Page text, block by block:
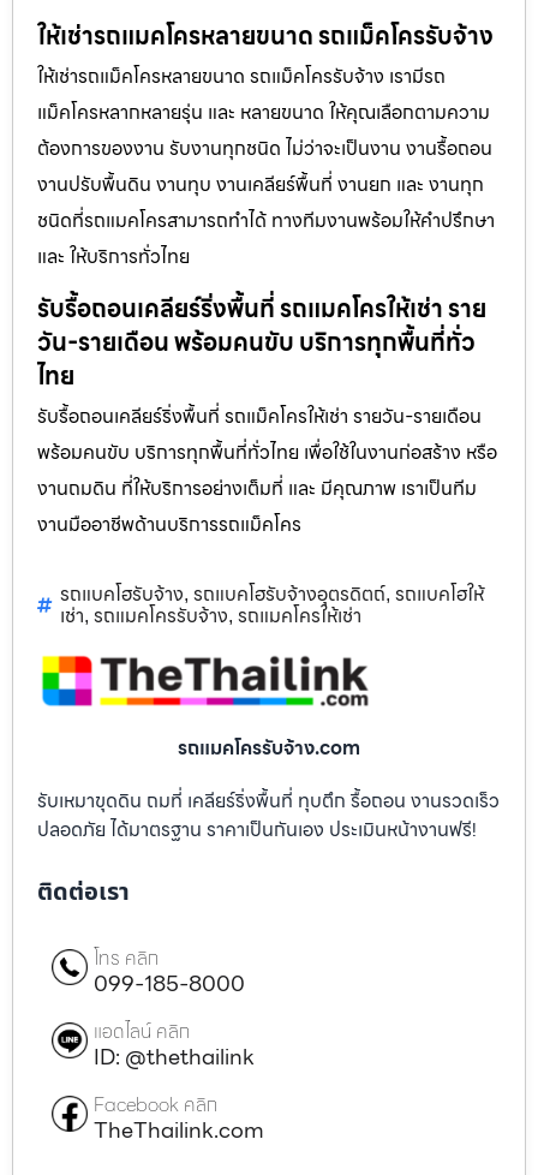
ให้เช่ารถแมคโครหลายขนาด รถแม็คโครรับจ้าง
ให้เช่ารถแม็คโครหลายขนาด รถแม็คโครรับจ้าง เรามีรถ
แม็คโครหลากหลายรุ่น และ หลายขนาด ให้คุณเลือกตามความ
ต้องการของงาน รับงานทุกชนิด ไม่ว่าจะเป็นงาน งานรื้อถอน
งานปรับพื้นดิน งานทุบ งานเคลียร์พื้นที่ งานยก และ งานทุก
ชนิดที่รถแมคโครสามารถทำได้ ทางทีมงานพร้อมให้คำปรึกษา
และ ให้บริการทั่วไทย
รับรื้อถอนเคลียร์ริ่งพื้นที่ รถแมคโครให้เช่า ราย
วัน-รายเดือน พร้อมคนขับ บริการทุกพื้นที่ทั่ว
ไทย
รับรื้อถอนเคลียร์ริ่งพื้นที่ รถแม็คโครให้เช่า รายวัน-รายเดือน
พร้อมคนขับ บริการทุกพื้นที่ทั่วไทย เพื่อใช้ในงานก่อสร้าง หรือ
งานถมดิน ที่ให้บริการอย่างเต็มที่ และ มีคุณภาพ เราเป็นทีม
งานมืออาชีพด้านบริการรถแม็คโคร
รถแบคโฮรับจ้าง, รถแบคโฮรับจ้างอุตรดิตถ์, รถแบคโฮให้
เช่า, รถแมคโครรับจ้าง, รถแมคโครให้เช่า
รถแมคโครรับจ้าง.com
รับเหมาขุดดิน ถมที่ เคลียร์ริ่งพื้นที่ ทุบตึก รื้อถอน งานรวดเร็ว
ปลอดภัย ได้มาตรฐาน ราคาเป็นกันเอง ประเมินหน้างานฟรี!
ติดต่อเรา
โทร คลิก
099-185-8000
แอดไลน์ คลิก
ID: @thethailink
Facebook คลิก
TheThailink.com